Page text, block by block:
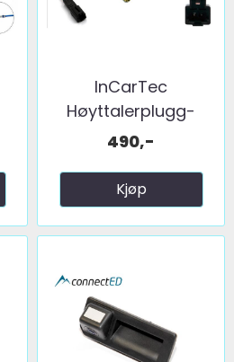
InCarTec
Høyttalerplugg-
adaptere ...
490,-
Kjøp